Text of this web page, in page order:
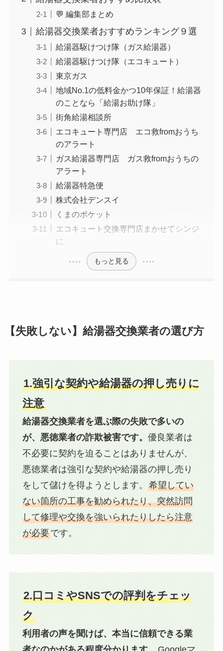
💬 編集部まとめ
給湯器交換業者おすすめランキング９選
給湯器駆けつけ隊（ガス給湯器）
給湯器駆けつけ隊（エコキュート）
東京ガス
地域No.1の低料金かつ10年保証！給湯器
のことなら「給湯お助け隊」
街角給湯相談所
エコキュート専門店 エコ救fromおうち
のアラート
ガス給湯器専門店 ガス救fromおうちの
アラート
給湯器特急便
株式会社デンスイ
くまのポケット
エコキュート交換専門店まかせてシンジ
に
もっと見る
【失敗しない】給湯器交換業者の選び方
1.強引な契約や給湯器の押し売りに
注意
給湯器交換業者を選ぶ際の失敗で多いの
が、悪徳業者の詐欺被害です。 優良業者は
不必要に契約を迫ることはありませんが、
悪徳業者は強引な契約や給湯器の押し売り
をして儲けを得ようとします。 希望してい
ない箇所の工事を勧められたり、突然訪問
して修理や交換を強いられたりしたら注意
が必要です。
2.口コミやSNSでの評判をチェッ
ク
利用者の声を聞けば、本当に信頼できる業